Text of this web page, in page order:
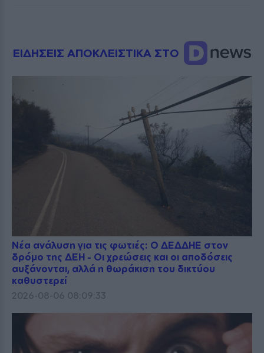
ΕΙΔΗΣΕΙΣ ΑΠΟΚΛΕΙΣΤΙΚΑ ΣΤΟ
Νέα ανάλυση για τις φωτιές: Ο ΔΕΔΔΗΕ στον
δρόμο της ΔΕΗ - Οι χρεώσεις και οι αποδόσεις
αυξάνονται, αλλά η θωράκιση του δικτύου
καθυστερεί
2026-08-06 08:09:33